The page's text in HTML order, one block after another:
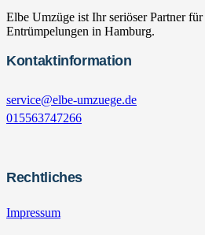
Elbe Umzüge ist Ihr seriöser Partner
Entrümpelungen in Hamburg.
Kontaktinformation
service@elbe-umzuege.de
015563747266
Rechtliches
Impressum